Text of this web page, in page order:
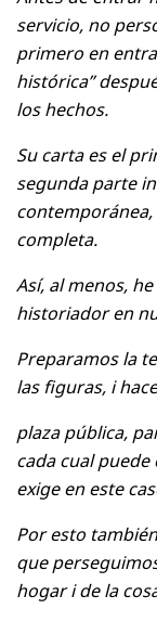
servicio, no
primero en
histórica”
los hechos.
Su carta es el
segunda parte
completa.
Así, al menos,
historiador en
Preparamos la
las figuras, i
plaza pública,
cada cual
exige en este
Por esto
que
hogar i de la